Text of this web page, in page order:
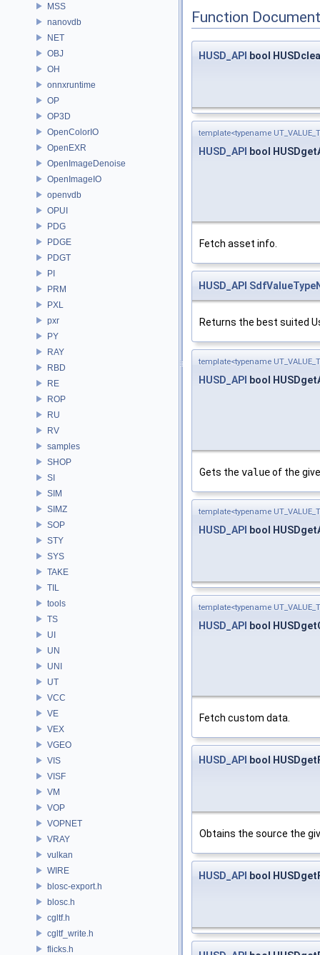
MSS
nanovdb
NET
OBJ
OH
onnxruntime
OP
OP3D
OpenColorIO
OpenEXR
OpenImageDenoise
OpenImageIO
openvdb
OPUI
PDG
PDGE
PDGT
PI
PRM
PXL
pxr
PY
RAY
RBD
RE
ROP
RU
RV
samples
SHOP
SI
SIM
SIMZ
SOP
STY
SYS
TAKE
TIL
tools
TS
UI
UN
UNI
UT
VCC
VE
VEX
VGEO
VIS
VISF
VM
VOP
VOPNET
VRAY
vulkan
WIRE
blosc-export.h
blosc.h
cgltf.h
cgltf_write.h
flicks.h
Function
HUSD_API bool
template<typename
HUSD_API bool
Fetch asset info.
HUSD_API
Returns the best suited
template<typename
HUSD_API bool
Gets the valueof the
template<typename
HUSD_API bool
template<typename
HUSD_API bool
Fetch custom data.
HUSD_API bool
Obtains the source the
HUSD_API bool